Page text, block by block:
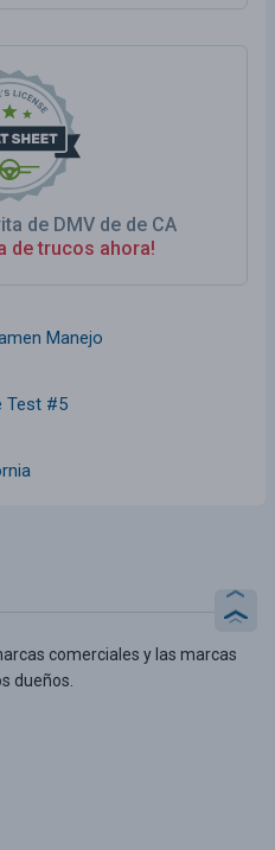
de DMV de de CA
de trucos ahora!
Manejo
Test #5
comerciales y las marcas
dueños.